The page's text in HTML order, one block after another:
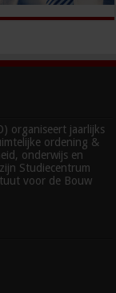
organiseert jaarlijks
ordening &
onderwijs en
Studiecentrum
voor de Bouw